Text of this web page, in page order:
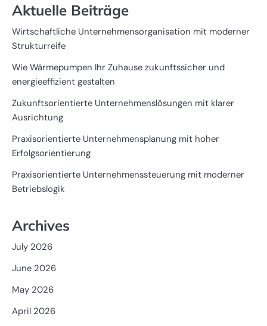
Aktuelle Beiträge
Wirtschaftliche Unternehmensorganisation mit moderner
Strukturreife
Wie Wärmepumpen Ihr Zuhause zukunftssicher und
energieeffizient gestalten
Zukunftsorientierte Unternehmenslösungen mit klarer
Ausrichtung
Praxisorientierte Unternehmensplanung mit hoher
Erfolgsorientierung
Praxisorientierte Unternehmenssteuerung mit moderner
Betriebslogik
Archives
July 2026
June 2026
May 2026
April 2026